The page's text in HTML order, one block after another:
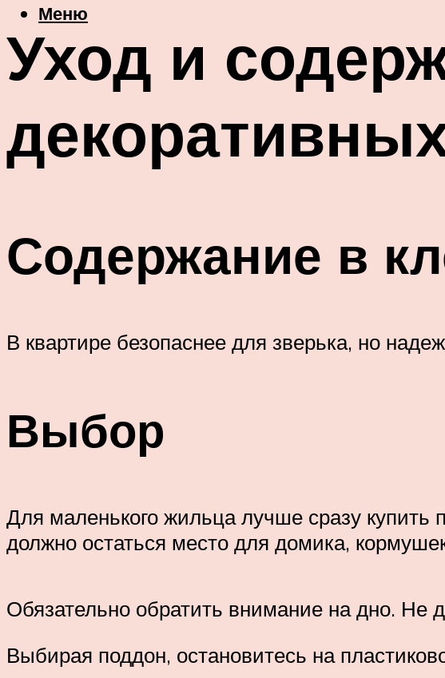
Меню
Уход и
Содержание в
В квартире безопаснее для зверька, но
Выбор
Для маленького жильца лучше сразу купить
должно остаться место для домика,
Обязательно обратить внимание на дно. Не
Выбирая поддон, остановитесь на